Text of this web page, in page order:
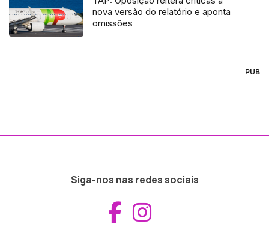
nova versão do relatório e aponta
omissões
PUB
Siga-nos nas redes sociais
Aceder ao